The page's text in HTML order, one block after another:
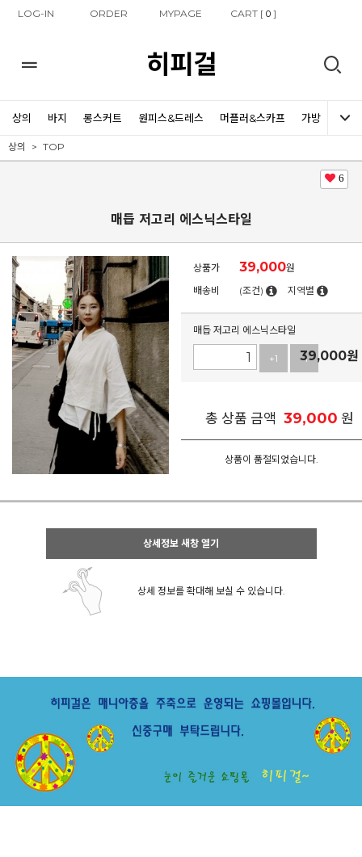
LOG-IN ORDER MYPAGE CART [0 ]
히피걸
상의 바지 롱스커트 원피스&드레스 머플러&스카프 가방 신발
상의 TOP
6
매듭 저고리 에스닉스타일
상품가 39,000원
배송비
(조건) 지역별
매듭 저고리 에스닉스타일
+1 -1
39,000원
총 상품 금액 39,000 원
상품이 품절되었습니다.
상세정보 새창 열기
상세 정보를 확대해 보실 수 있습니다.